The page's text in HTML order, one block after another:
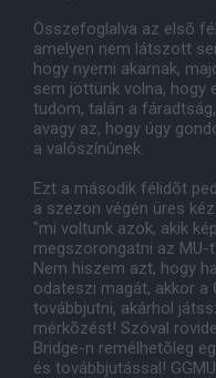
Összefoglalva az elsõ
amelyen nem látszott
hogy nyerni akarnak,
sem jöttünk volna, hogy
tudom, talán a
avagy az, hogy úgy
a valószínûnek.
Ezt a második félidõt
a szezon végén üres
"mi voltunk azok, akik
megszorongatni az MU-
Nem hiszem azt, hogy
odateszi magát, akkor a
továbbjutni, akárhol
mérkõzést! Szóval
Bridge-n remélhetõleg
és továbbjutással!